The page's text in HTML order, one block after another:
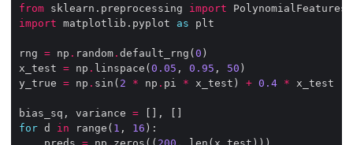
from sklearn.preprocessing import
import matplotlib.pyplot as
rng = np . random . default_rng(0
x_test = np . linspace(0.05 , 0.95 , 50
y_true = np . sin( 2 * np . pi * x_test) + 0.4 *
bias_sq, variance =
for d in range( 1 , 16